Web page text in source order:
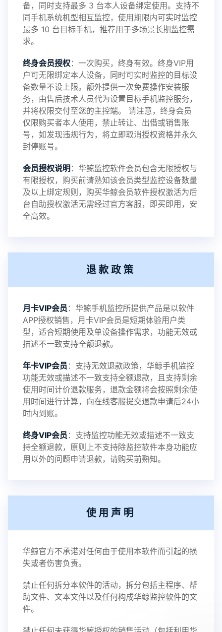
2025-01-13 V3.7
2024-10-08 V3.6
2024-03-16 V3.5
2023-01-12 V3.3
备，同时支持最多 3 台本人设备绑定使用。支持不
同手机系统机型相互监控，使用期限内可实时监控
最多 10 台目标手机，推荐用于多场景长期监控需
求。
终身会员授权：一次购买，终身有效。终身VIP用
户可无限绑定本人设备，同时可实时监控的目标设
备数量不设上限。额外提供一次免费操作安装服
务，由售后技术人员代为设置目标手机监控服务，
并将权限交付至您的主控端。 请注意，终身会员
仅限购买者本人使用，禁止转让、出借或销售账
号，如发现违规行为，将立即取消授权资格并永久
封停账号。
会员授权说明 ：华鲸监控软件会员包含无限授权与
有限授权，购买前请熟知该会员类型监控设备数量
及以上绑定规则，购买华鲸会员软件授权激活为后
台自助授权激活无需经过官方客服，即买即用，安
全高效。
退款政策
月卡VIP会员 ：华鲸手机监控所提供产品是以软件
APP授权销售，月卡VIP会员是短期体验用户类
型，适合短期使用及单设备操作需求，功能无效或
描述不一致支持全额退款。
年卡VIP会员 ：支持无效退款政策，华鲸手机监控
功能无效或描述不一致支持全额退款，且支持剩余
使用时间计价退款服务，退款金额将会按照剩余使
用时间进行计算，向在线客服提交退款申请后24小
时内到账。
终身VIP会员 ：支持监控功能无效或描述不一致支
持全额退款，原则上不支持除监控软件本身功能应
用以外的问题申请退款，请购买前熟知。
使用声明
华鲸官方不承诺对任何由于使用本软件而引起的损
失或者伤害负责。
禁止任何拆分本软件的活动，拆分包括主程序、帮
助文件、文本文件以及任何构成华鲸监控软件的文
件。